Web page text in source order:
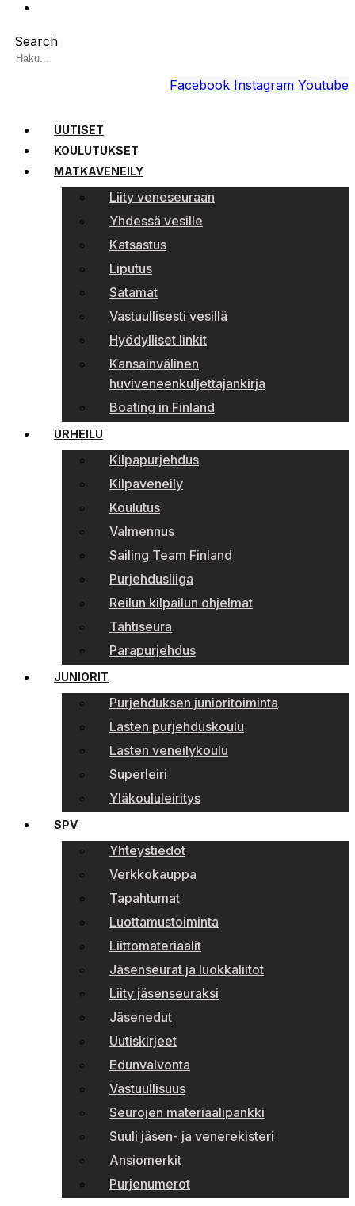
Search
Facebook Instagram Youtube
UUTISET
KOULUTUKSET
MATKAVENEILY
Liity veneseuraan
Yhdessä vesille
Katsastus
Liputus
Satamat
Vastuullisesti vesillä
Hyödylliset linkit
Kansainvälinen
huviveneenkuljettajankirja
Boating in Finland
URHEILU
Kilpapurjehdus
Kilpaveneily
Koulutus
Valmennus
Sailing Team Finland
Purjehdusliiga
Reilun kilpailun ohjelmat
Tähtiseura
Parapurjehdus
JUNIORIT
Purjehduksen junioritoiminta
Lasten purjehduskoulu
Lasten veneilykoulu
Superleiri
Yläkoululeiritys
SPV
Yhteystiedot
Verkkokauppa
Tapahtumat
Luottamustoiminta
Liittomateriaalit
Jäsenseurat ja luokkaliitot
Liity jäsenseuraksi
Jäsenedut
Uutiskirjeet
Edunvalvonta
Vastuullisuus
Seurojen materiaalipankki
Suuli jäsen- ja venerekisteri
Ansiomerkit
Purjenumerot